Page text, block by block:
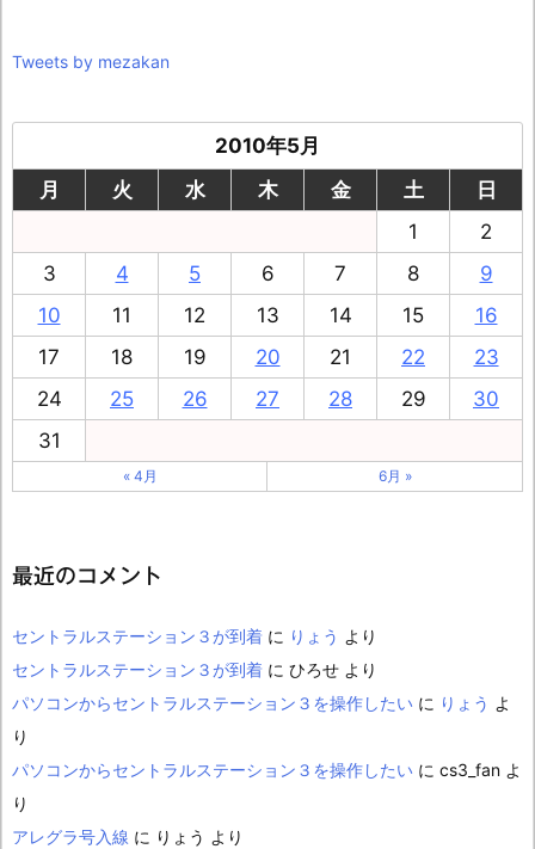
Tweets by mezakan
2010年5月
月
火 水 木 金 土
日
1
2
3
4 5 6 7 8
9
10
11 12 13 14 15
16
17
18 19 20 21 22
23
24
25 26 27 28 29
30
31
« 4月 6月 »
最近のコメント
セントラルステーション３が到着 に りょう より
セントラルステーション３が到着 に ひろせ より
パソコンからセントラルステーション３を操作したい に りょう よ
り
パソコンからセントラルステーション３を操作したい に cs3_fan よ
り
アレグラ号入線 に りょう より